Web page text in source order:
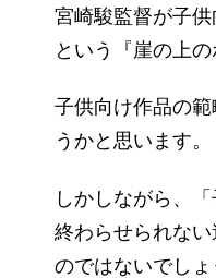
宮崎駿監督が子
という『崖の上の
子供向け作品の
うかと思います。
しかしながら、
終わらせられな
のではないでしょ